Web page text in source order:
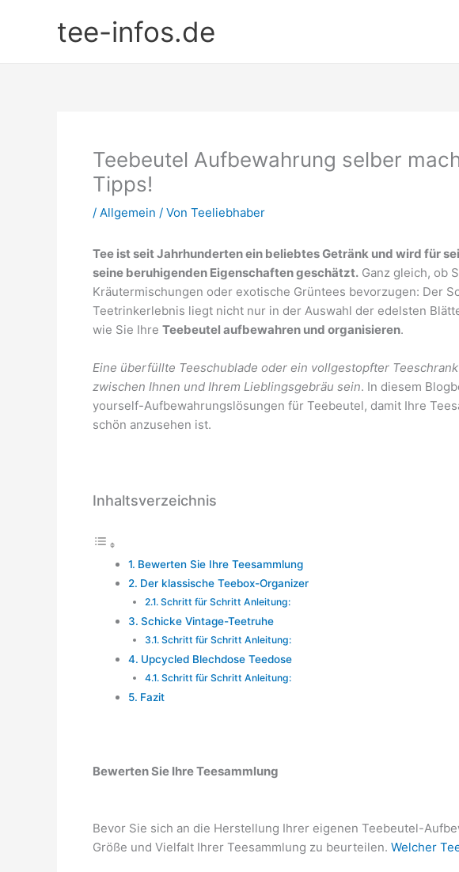
tee-infos.de
Teebeutel Aufbewahrung selber
Tipps!
/ Allgemein / Von Teeliebhaber
Tee ist seit Jahrhunderten ein beliebtes Getränk und wird für
seine beruhigenden Eigenschaften geschätzt. Ganz gleich, ob
Kräutermischungen oder exotische Grüntees bevorzugen: Der
Teetrinkerlebnis liegt nicht nur in der Auswahl der edelsten
wie Sie Ihre Teebeutel aufbewahren und organisieren.
Eine überfüllte Teeschublade oder ein vollgestopfter
zwischen Ihnen und Ihrem Lieblingsgebräu sein. In diesem
yourself-Aufbewahrungslösungen für Teebeutel, damit Ihre
schön anzusehen ist.
Inhaltsverzeichnis
Bewerten Sie Ihre Teesammlung
Der klassische Teebox-Organizer
Schritt für Schritt Anleitung:
Schicke Vintage-Teetruhe
Schritt für Schritt Anleitung:
Upcycled Blechdose Teedose
Schritt für Schritt Anleitung:
Fazit
Bewerten Sie Ihre Teesammlung
Bevor Sie sich an die Herstellung Ihrer eigenen Teebeutel-
Größe und Vielfalt Ihrer Teesammlung zu beurteilen. Welcher